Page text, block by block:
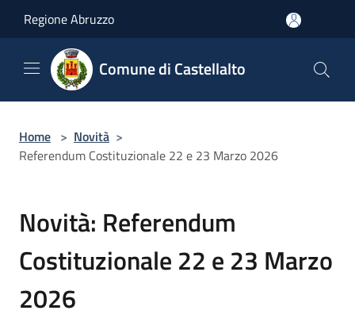
Regione Abruzzo
Comune di Castellalto
Home > Novità >
Referendum Costituzionale 22 e 23 Marzo 2026
Novità: Referendum
Costituzionale 22 e 23 Marzo
2026